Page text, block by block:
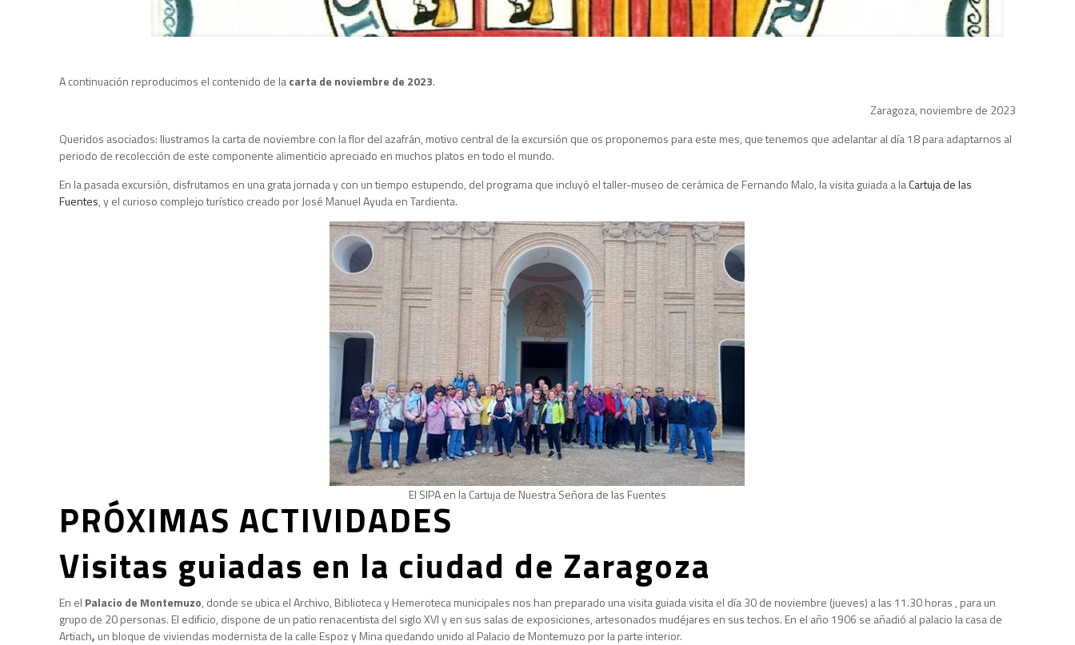
A continuación reproducimos el contenido de lacarta de noviembre de 2023.
Zaragoza, noviembre de 2023
Queridos asociados: Ilustramos la carta de noviembre con la flor del azafrán, motivo central de la excursión que os proponemos para este mes, que tenemos que adelantar al día 18 para adaptarnos al
periodo de recolección de este componente alimenticio apreciado en muchos platos en todo el mundo.
En la pasada excursión, disfrutamos en una grata jornada y con un tiempo estupendo, del programa que incluyó el taller-museo de cerámica de Fernando Malo, la visita guiada a laCartuja de las
Fuentes, y el curioso complejo turístico creado por José Manuel Ayuda en Tardienta.
El SIPA en la Cartuja de Nuestra Señora de las Fuentes
PRÓXIMAS ACTIVIDADES
Visitas guiadas en la ciudad de Zaragoza
En el Palacio de Montemuzo, donde se ubica el Archivo, Biblioteca y Hemeroteca municipales nos han preparado una visita guiada visita el día 30 de noviembre (jueves) a las 11.30 horas , para un
grupo de 20 personas. El edificio, dispone de un patio renacentista del siglo XVI y en sus salas de exposiciones, artesonados mudéjares en sus techos. En el año 1906 se añadió al palacio la casa de
Artiach, un bloque de viviendas modernista de la calle Espoz y Mina quedando unido al Palacio de Montemuzo por la parte interior.